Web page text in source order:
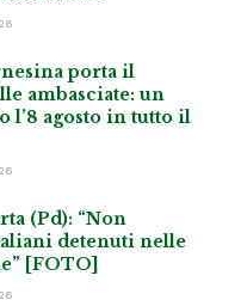
porta il
ambasciate: un
agosto in tutto il
(Pd): “Non
detenuti nelle
[FOTO]